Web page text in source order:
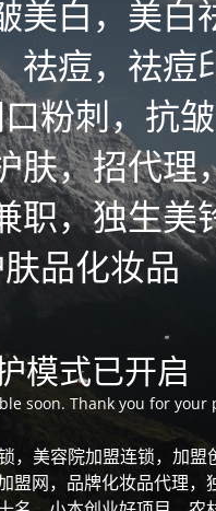
美白，美白
祛痘，祛痘
粉刺，抗
肤，招代理
职，独生美
品化妆品
模式已开启
soon. Thank you for your
，美容院加盟连锁，加盟
盟网，品牌化妆品代理，